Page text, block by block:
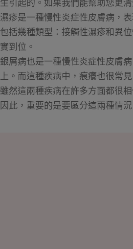
生引起的。如果我們能幫助您更
濕疹是一種慢性炎症性皮膚病，
包括幾種類型：接觸性濕疹和異
實到位。
銀屑病也是一種慢性炎症性皮膚
上。而這種疾病中，痕癢也很常見
雖然這兩種疾病在許多方面都很
因此，重要的是要區分這兩種情